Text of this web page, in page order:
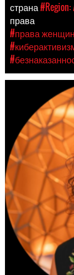
страна#Region:
права
#права